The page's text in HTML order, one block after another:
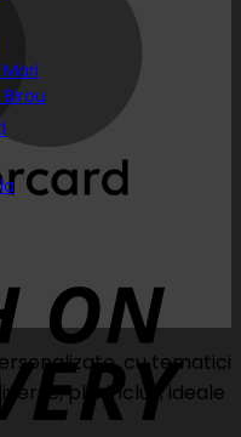
cu tematici
plic inclus, ideale